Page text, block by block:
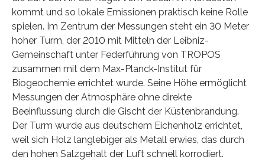
kommt und so lokale Emissionen praktisch keine Rolle
spielen. Im Zentrum der Messungen steht ein 30 Meter
hoher Turm, der 2010 mit Mitteln der Leibniz-
Gemeinschaft unter Federführung von TROPOS
zusammen mit dem Max-Planck-Institut für
Biogeochemie errichtet wurde. Seine Höhe ermöglicht
Messungen der Atmosphäre ohne direkte
Beeinflussung durch die Gischt der Küstenbrandung.
Der Turm wurde aus deutschem Eichenholz errichtet,
weil sich Holz langlebiger als Metall erwies, das durch
den hohen Salzgehalt der Luft schnell korrodiert.